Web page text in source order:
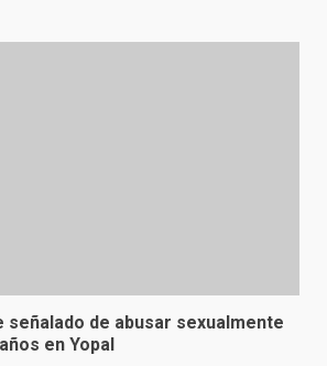
señalado de abusar sexualmente
en Yopal